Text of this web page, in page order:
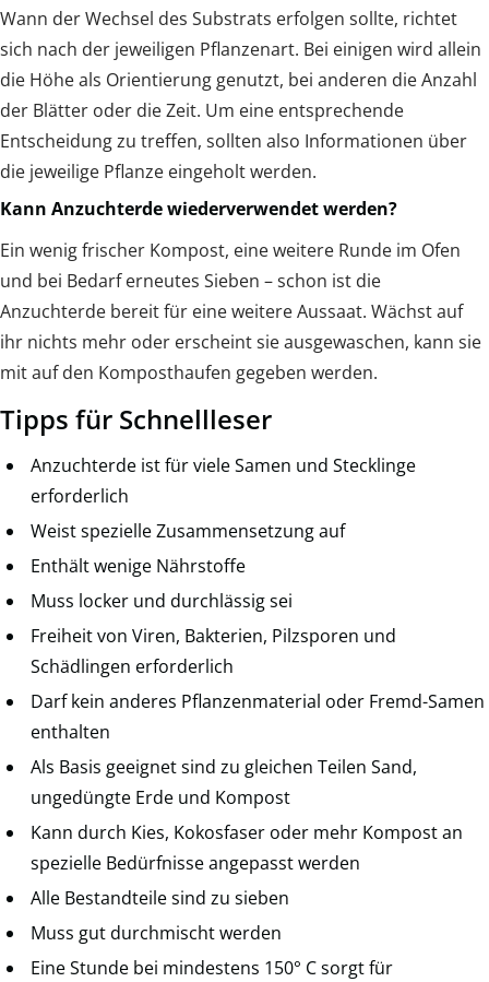
Wann der Wechsel des Substrats erfolgen sollte, richtet
sich nach der jeweiligen Pflanzenart. Bei einigen wird allein
die Höhe als Orientierung genutzt, bei anderen die Anzahl
der Blätter oder die Zeit. Um eine entsprechende
Entscheidung zu treffen, sollten also Informationen über
die jeweilige Pflanze eingeholt werden.
Kann Anzuchterde wiederverwendet werden?
Ein wenig frischer Kompost, eine weitere Runde im Ofen
und bei Bedarf erneutes Sieben – schon ist die
Anzuchterde bereit für eine weitere Aussaat. Wächst auf
ihr nichts mehr oder erscheint sie ausgewaschen, kann sie
mit auf den Komposthaufen gegeben werden.
Tipps für Schnellleser
Anzuchterde ist für viele Samen und Stecklinge
erforderlich
Weist spezielle Zusammensetzung auf
Enthält wenige Nährstoffe
Muss locker und durchlässig sei
Freiheit von Viren, Bakterien, Pilzsporen und
Schädlingen erforderlich
Darf kein anderes Pflanzenmaterial oder Fremd-Samen
enthalten
Als Basis geeignet sind zu gleichen Teilen Sand,
ungedüngte Erde und Kompost
Kann durch Kies, Kokosfaser oder mehr Kompost an
spezielle Bedürfnisse angepasst werden
Alle Bestandteile sind zu sieben
Muss gut durchmischt werden
Eine Stunde bei mindestens 150° C sorgt für